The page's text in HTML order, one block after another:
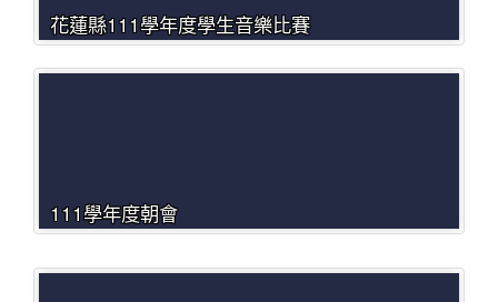
花蓮縣111學年度學生音樂比賽
111學年度朝會